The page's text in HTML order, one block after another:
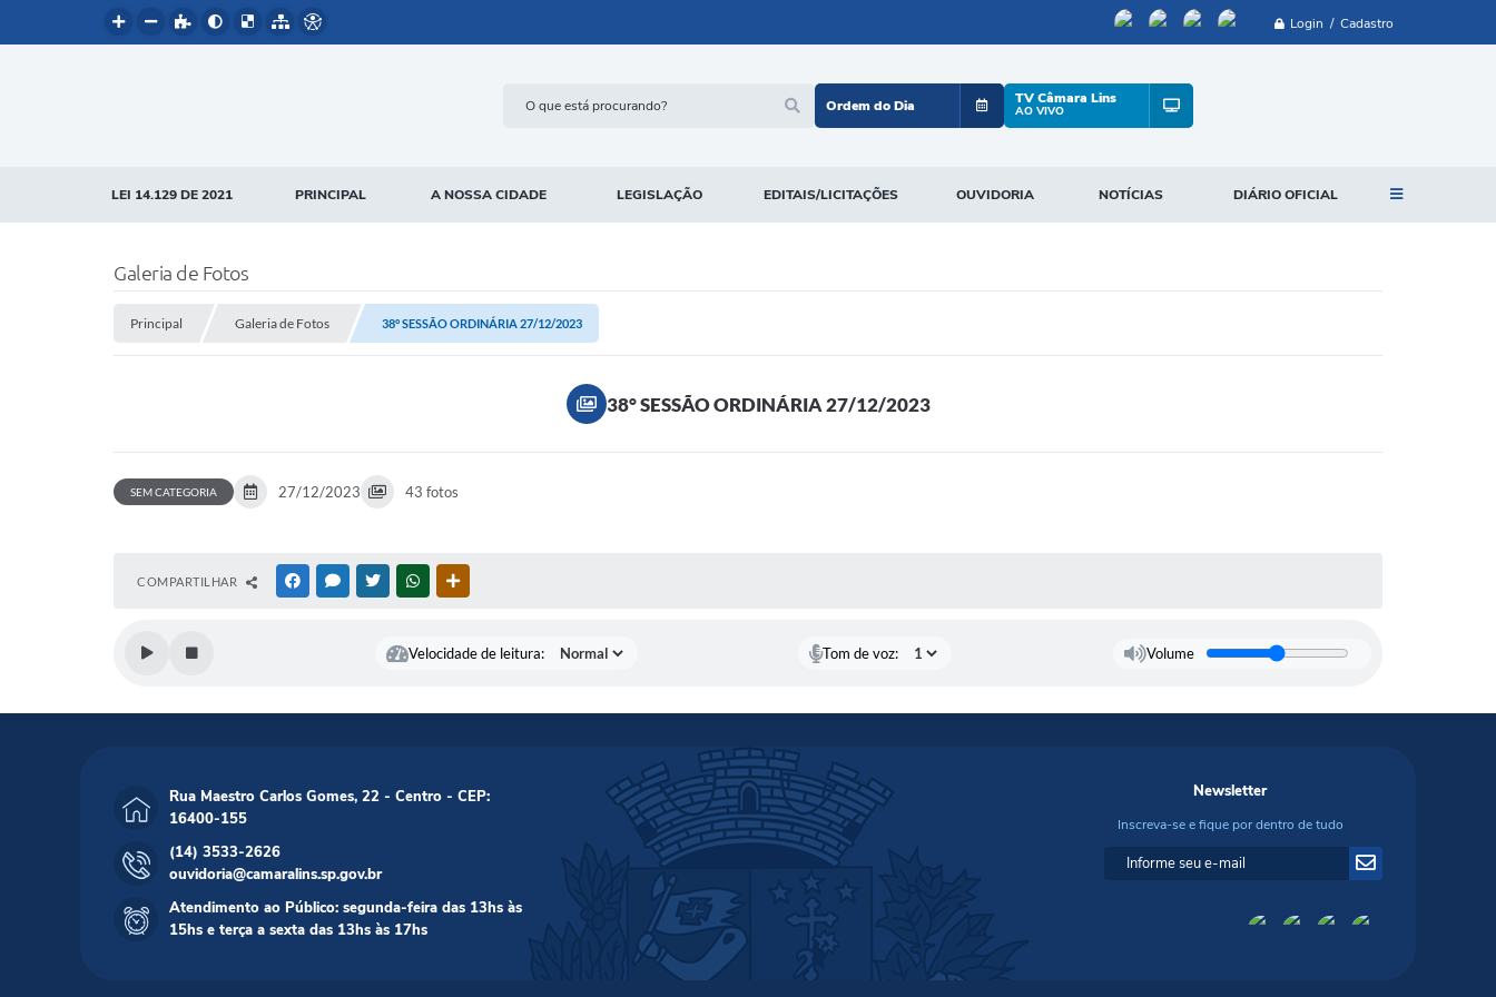
Login / Cadastro
Ordem do Dia TV Câmara Lins
AO VIVO
LEI 14.129 DE 2021 PRINCIPAL A NOSSA CIDADE LEGISLAÇÃO EDITAIS/LICITAÇÕES OUVIDORIA NOTÍCIAS DIÁRIO OFICIAL
Galeria de Fotos
Principal Galeria de Fotos 38° SESSÃO ORDINÁRIA 27/12/2023
38° SESSÃO ORDINÁRIA 27/12/2023
SEM CATEGORIA 27/12/2023 43 fotos
COMPARTILHAR FACEBOOKMESSENGER
TWITTERWHATSAPP
Velocidade de leitura: Tom de voz: Volume
Newsletter
Inscreva-se e fique por dentro de tudo
Rua Maestro Carlos Gomes, 22 - Centro - CEP:
16400-155
(14) 3533-2626
ouvidoria@camaralins.sp.gov.br
Atendimento ao Público: segunda-feira das 13hs às
15hs e terça a sexta das 13hs às 17hs